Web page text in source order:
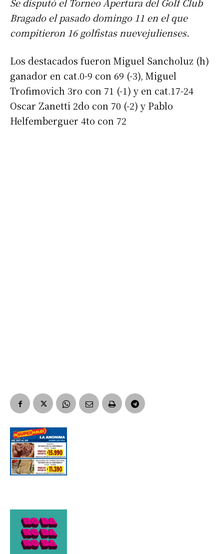
Dirección de correo electrónico
Se disputó el Torneo Apertura del Golf Club
Bragado el pasado domingo 11 en el que
compitieron 16 golfistas nuevejulienses.
Los destacados fueron Miguel Sancholuz (h)
ganador en cat.0-9 con 69 (-3), Miguel
Trofimovich 3ro con 71 (-1) y en cat.17-24
Oscar Zanetti 2do con 70 (-2) y Pablo
Helfemberguer 4to con 72